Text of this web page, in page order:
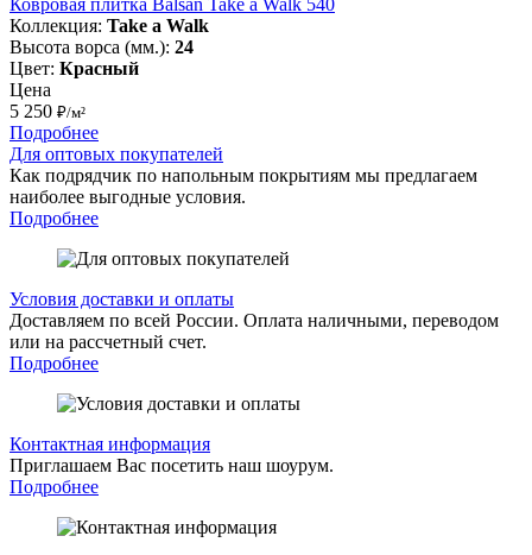
Коллекция: Take a Walk
Высота ворса (мм.): 24
Цвет: Красный
Цена
5 250 ₽/м²
Подробнее
Для оптовых покупателей
Как подрядчик по напольным покрытиям мы предлагаем
наиболее выгодные условия.
Подробнее
Условия доставки и оплаты
Доставляем по всей России. Оплата наличными, переводом
или на рассчетный счет.
Подробнее
Контактная информация
Приглашаем Вас посетить наш шоурум.
Подробнее